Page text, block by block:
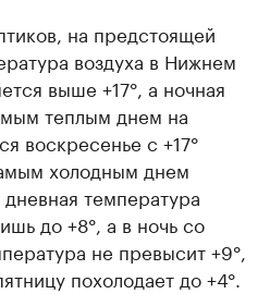
на предстоящей
воздуха в Нижнем
выше +17°, а ночная
теплым днем на
воскресенье с +17°
холодным днем
дневная температура
до +8°, а в ночь со
не превысит +9°,
похолодает до +4°.